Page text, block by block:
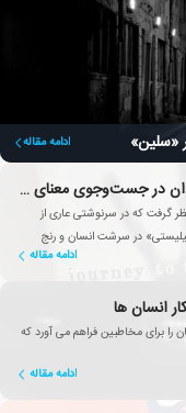
«سلین» ادامه مقاله
کتاب «سفر به انتهای شب»: سرگردان در جست‌وجوی معنای زندگی
گرفت که در سرنوشتی عاری از
در سرشت انسان و رنج
ادامه مقاله
انسان ها
برای مخاطبین فراهم می آورد که
ادامه مقاله